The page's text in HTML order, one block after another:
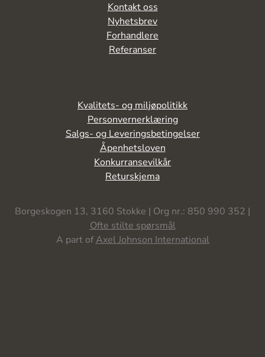
Kvalitets- og miljøpolitikk
Personvernerklæring
Salgs- og Leveringsbetingelser
Åpenhetsloven
Konkurransevilkår
Returskjema
Kontakt oss
Nyhetsbrev
Forhandlere
Referanser
Borgeskogen 13, 3160 Stokke | Org nr.: 850 990 352 |
Ofte stilte spørsmål
A part ofAxel Johnson International